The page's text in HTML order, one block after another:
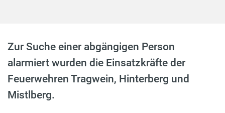
Zur Suche einer abgängigen Person
alarmiert wurden die Einsatzkräfte der
Feuerwehren Tragwein, Hinterberg und
Mistlberg.